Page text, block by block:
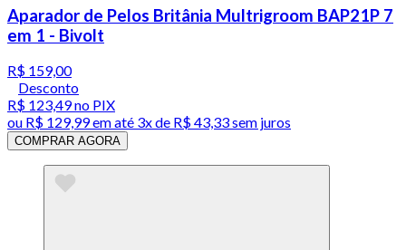
Aparador de Pelos Britânia Multrigroom BAP21P 7
em 1 - Bivolt
R$ 159,00
Desconto
R$ 123,49no PIX
ou R$ 129,99em até 3x de R$ 43,33 sem juros
COMPRAR AGORA